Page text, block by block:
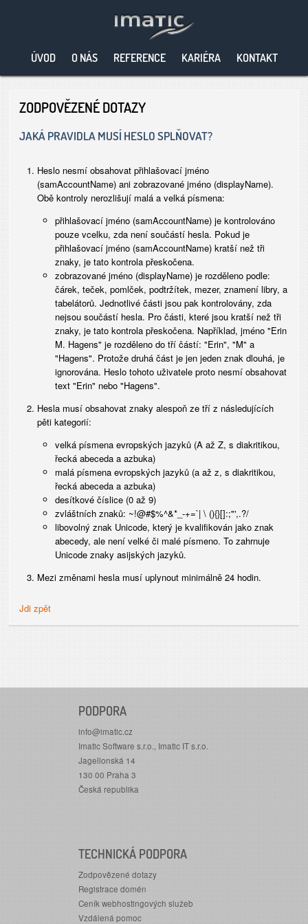
ÚVOD O NÁS REFERENCE KARIÉRA KONTAKT
ZODPOVĚZENÉ DOTAZY
JAKÁ PRAVIDLA MUSÍ HESLO SPLŇOVAT?
Heslo nesmí obsahovat přihlašovací jméno
(samAccountName) ani zobrazované jméno (displayName).
Obě kontroly nerozlišují malá a velká písmena:
přihlašovací jméno (samAccountName) je kontrolováno
pouze vcelku, zda není součástí hesla. Pokud je
přihlašovací jméno (samAccountName) kratší než tři
znaky, je tato kontrola přeskočena.
zobrazované jméno (displayName) je rozděleno podle:
čárek, teček, pomlček, podtržítek, mezer, znamení libry, a
tabelátorů. Jednotlivé části jsou pak kontrolovány, zda
nejsou součástí hesla. Pro části, které jsou kratší než tři
znaky, je tato kontrola přeskočena. Například, jméno "Erin
M. Hagens" je rozděleno do tří částí: "Erin", "M" a
"Hagens". Protože druhá část je jen jeden znak dlouhá, je
ignorována. Heslo tohoto uživatele proto nesmí obsahovat
text "Erin" nebo "Hagens".
Hesla musí obsahovat znaky alespoň ze tří z následujících
pěti kategorií:
velká písmena evropských jazyků (A až Z, s diakritikou,
řecká abeceda a azbuka)
malá písmena evropských jazyků (a až z, s diakritikou,
řecká abeceda a azbuka)
desítkové číslice (0 až 9)
zvláštních znaků: ~!@#$%^&*_-+=`| \ (){}[]:;"',.?/
libovolný znak Unicode, který je kvalifikován jako znak
abecedy, ale není velké či malé písmeno. To zahrnuje
Unicode znaky asijských jazyků.
Mezi změnami hesla musí uplynout minimálně 24 hodin.
Jdi zpět
PODPORA
info@imatic.cz
Imatic Software s.r.o., Imatic IT s.r.o.
Jagellonská 14
130 00 Praha 3
Česká republika
TECHNICKÁ PODPORA
Zodpovězené dotazy
Registrace domén
Ceník webhostingových služeb
Vzdálená pomoc